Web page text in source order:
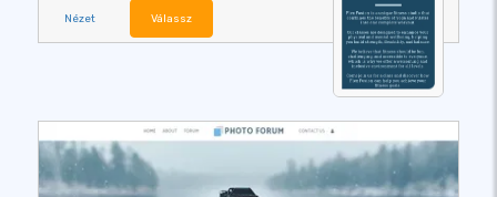
Nézet Válassz